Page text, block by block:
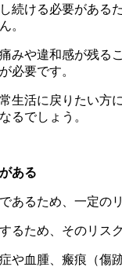
続ける必要がある
。
みや違和感が残る
必要です。
生活に戻りたい方
るでしょう。
ある
あるため、一定の
るため、そのリス
や血腫、瘢痕（傷